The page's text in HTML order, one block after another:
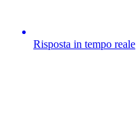
Risposta in tempo reale